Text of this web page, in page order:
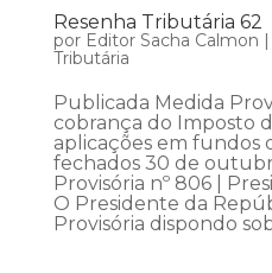
Resenha Tributária 62
por Editor Sacha Calmon |
Tributária
Publicada Medida
cobrança do Imposto
aplicações em fundos
fechados 30 de
Provisória nº 806 |
O Presidente da
Provisória dispondo